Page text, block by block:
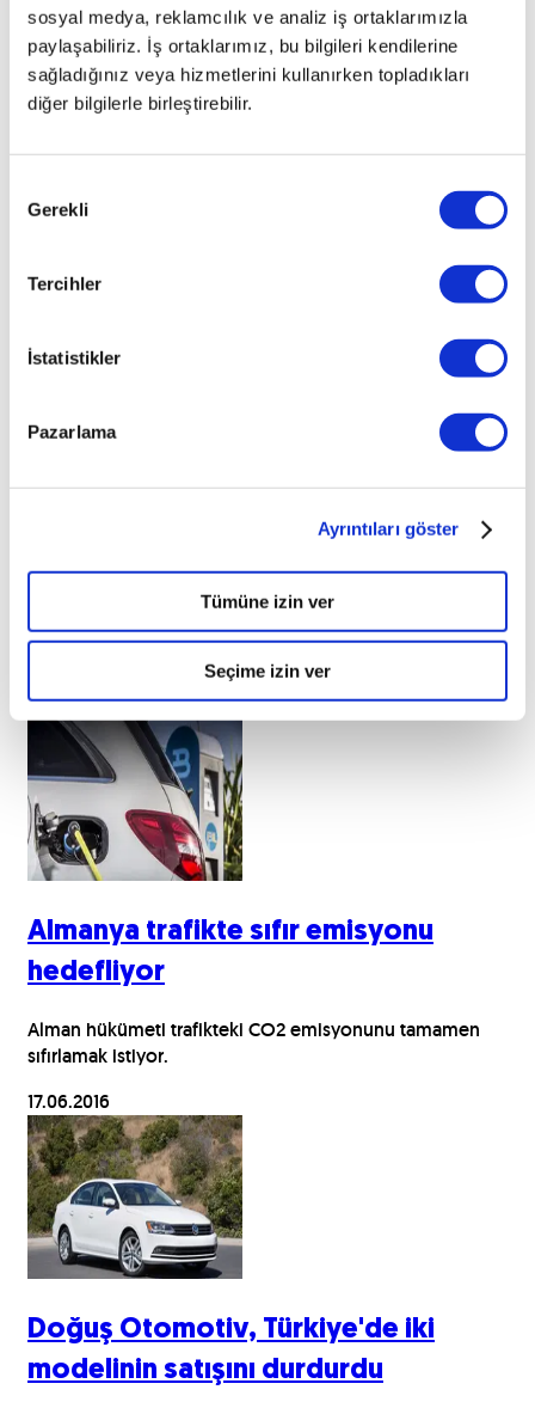
sosyal medya, reklamcılık ve analiz iş ortaklarımızla
paylaşabiliriz. İş ortaklarımız, bu bilgileri kendilerine
sağladığınız veya hizmetlerini kullanırken topladıkları
diğer bilgilerle birleştirebilir.
Seçimi
Gerekli
Tercihler
İstatistikler
Pazarlama
Ayrıntıları göster
Tümüne izin ver
Seçime izin ver
3 büyükte yüzler gülüyor
Avrupa'nın en güçlü otomobil pazarlarından 2014 yılı nasıl
geçti? İşte otomotivin Avrupa raporu..
05.01.2015
Almanya trafikte sıfır emisyonu
hedefliyor
Alman hükümeti trafikteki CO2 emisyonunu tamamen
sıfırlamak istiyor.
17.06.2016
Doğuş Otomotiv, Türkiye'de iki
modelinin satışını durdurdu